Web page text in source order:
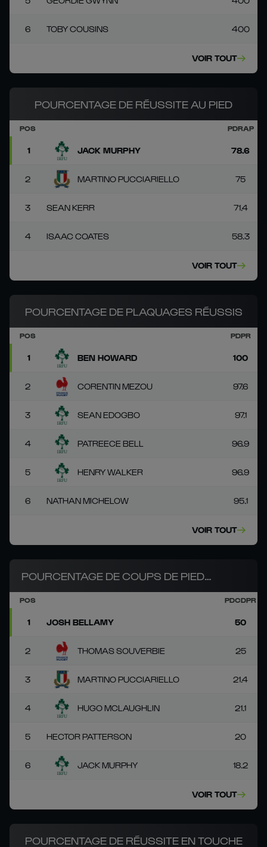
6 TOBY COUSINS 400
VOIR TOUT
POURCENTAGE DE RÉUSSITE AU PIED
POS PDRAP
1 JACK MURPHY 78.6
2 MARTINO PUCCIARIELLO 75
3 SEAN KERR 71.4
4 ISAAC COATES 58.3
VOIR TOUT
POURCENTAGE DE PLAQUAGES RÉUSSIS
POS PDPR
1 BEN HOWARD 100
2 CORENTIN MEZOU 97.6
3 SEAN EDOGBO 97.1
4 PATREECE BELL 96.9
5 HENRY WALKER 96.9
6 NATHAN MICHELOW 95.1
VOIR TOUT
POURCENTAGE DE COUPS DE PIED
RÉCUPÉRÉS
POS PDCDPR
1 JOSH BELLAMY 50
2 THOMAS SOUVERBIE 25
3 MARTINO PUCCIARIELLO 21.4
4 HUGO MCLAUGHLIN 21.1
5 HECTOR PATTERSON 20
6 JACK MURPHY 18.2
VOIR TOUT
POURCENTAGE DE RÉUSSITE EN TOUCHE